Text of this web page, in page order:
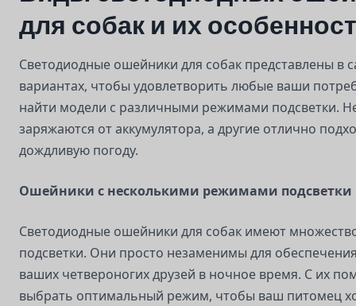
для собак и их
Светодиодные ошейники для собак представлены в
вариантах, чтобы удовлетворить любые ваши
найти модели с различными режимами подсветки.
заряжаются от аккумулятора, а другие отлично
дождливую погоду.
Ошейники с несколькими режимами подсветки
Светодиодные ошейники для собак имеют
подсветки. Они просто незаменимы для
ваших четвероногих друзей в ночное время. С их
выбрать оптимальный режим, чтобы ваш питомец